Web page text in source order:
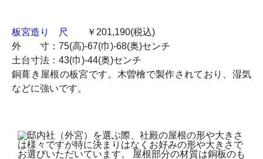
板宮造り 尺
￥201,190(税込)
外 寸：75(高)-67(巾)-68(奥)センチ
土台寸法：43(巾)-44(奥)センチ
銅葺き屋根の板宮です。木曽檜で製作されており、湿気
などに強いです。